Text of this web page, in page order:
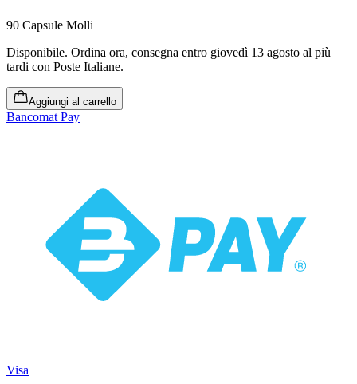
90 Capsule Molli
Disponibile. Ordina ora, consegna entro giovedì 13 agosto al più
tardi con Poste Italiane.
Aggiungi al carrello
Bancomat Pay
Visa